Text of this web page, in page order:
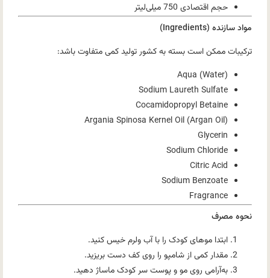
حجم اقتصادی 750 میلی‌لیتر
مواد سازنده (Ingredients)
ترکیبات ممکن است بسته به کشور تولید کمی متفاوت باشد:
Aqua (Water)
Sodium Laureth Sulfate
Cocamidopropyl Betaine
Argania Spinosa Kernel Oil (Argan Oil)
Glycerin
Sodium Chloride
Citric Acid
Sodium Benzoate
Fragrance
نحوه مصرف
ابتدا موهای کودک را با آب ولرم خیس کنید.
مقدار کمی از شامپو را روی کف دست بریزید.
به‌آرامی روی مو و پوست سر کودک ماساژ دهید.